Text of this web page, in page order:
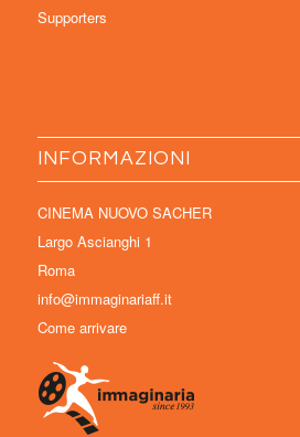
Supporters
INFORMAZIONI
CINEMA NUOVO SACHER
Largo Ascianghi 1
Roma
info@immaginariaff.it
Come arrivare